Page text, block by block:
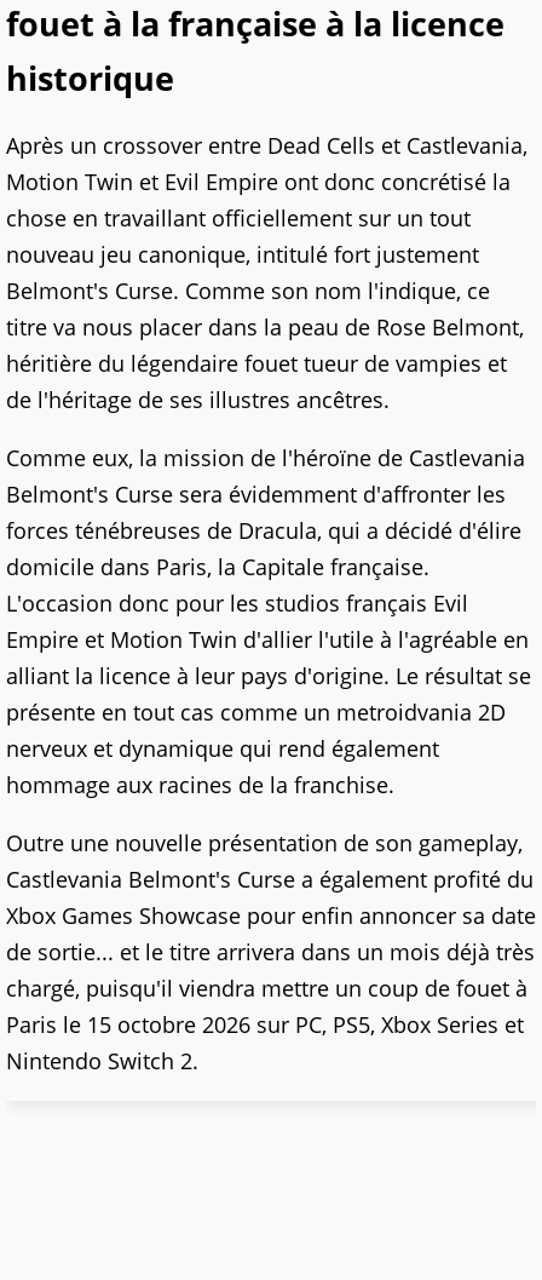
fouet à la française à la licence
historique
Après un crossover entre Dead Cells et Castlevania,
Motion Twin et Evil Empire ont donc concrétisé la
chose en travaillant officiellement sur un tout
nouveau jeu canonique, intitulé fort justement
Belmont's Curse. Comme son nom l'indique, ce
titre va nous placer dans la peau de Rose Belmont,
héritière du légendaire fouet tueur de vampies et
de l'héritage de ses illustres ancêtres.
Comme eux, la mission de l'héroïne de Castlevania
Belmont's Curse sera évidemment d'affronter les
forces ténébreuses de Dracula, qui a décidé d'élire
domicile dans Paris, la Capitale française.
L'occasion donc pour les studios français Evil
Empire et Motion Twin d'allier l'utile à l'agréable en
alliant la licence à leur pays d'origine. Le résultat se
présente en tout cas comme un metroidvania 2D
nerveux et dynamique qui rend également
hommage aux racines de la franchise.
Outre une nouvelle présentation de son gameplay,
Castlevania Belmont's Curse a également profité du
Xbox Games Showcase pour enfin annoncer sa date
de sortie... et le titre arrivera dans un mois déjà très
chargé, puisqu'il viendra mettre un coup de fouet à
Paris le 15 octobre 2026 sur PC, PS5, Xbox Series et
Nintendo Switch 2.